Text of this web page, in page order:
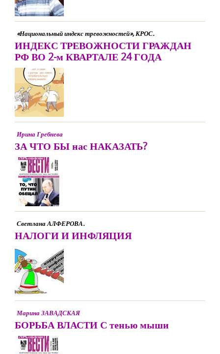
«Национальный индекс тревожностей», КРОС.
ИНДЕКС ТРЕВОЖНОСТИ ГРАЖДАН
РФ ВО 2-м КВАРТАЛЕ 24 ГОДА
Ирина Гребнева
ЗА ЧТО БЫ нас НАКАЗАТЬ?
Светлана АЛФЕРОВА.
НАЛОГИ И ИНФЛЯЦИЯ
Марина ЗАВАДСКАЯ
БОРЬБА ВЛАСТИ С тенью мыши